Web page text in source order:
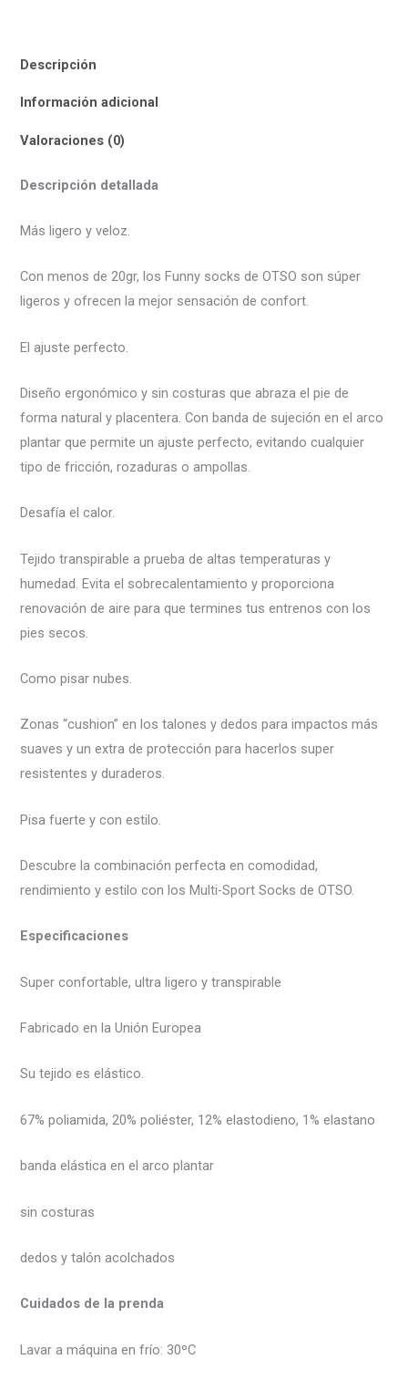
Descripción
Información adicional
Valoraciones (0)
Descripción detallada
Más ligero y veloz.
Con menos de 20gr, los Funny socks de OTSO son súper
ligeros y ofrecen la mejor sensación de confort.
El ajuste perfecto.
Diseño ergonómico y sin costuras que abraza el pie de
forma natural y placentera. Con banda de sujeción en el arco
plantar que permite un ajuste perfecto, evitando cualquier
tipo de fricción, rozaduras o ampollas.
Desafía el calor.
Tejido transpirable a prueba de altas temperaturas y
humedad. Evita el sobrecalentamiento y proporciona
renovación de aire para que termines tus entrenos con los
pies secos.
Como pisar nubes.
Zonas “cushion” en los talones y dedos para impactos más
suaves y un extra de protección para hacerlos super
resistentes y duraderos.
Pisa fuerte y con estilo.
Descubre la combinación perfecta en comodidad,
rendimiento y estilo con los Multi-Sport Socks de OTSO.
Especificaciones
Super confortable, ultra ligero y transpirable
Fabricado en la Unión Europea
Su tejido es elástico.
67% poliamida, 20% poliéster, 12% elastodieno, 1% elastano
banda elástica en el arco plantar
sin costuras
dedos y talón acolchados
Cuidados de la prenda
Lavar a máquina en frío: 30ºC